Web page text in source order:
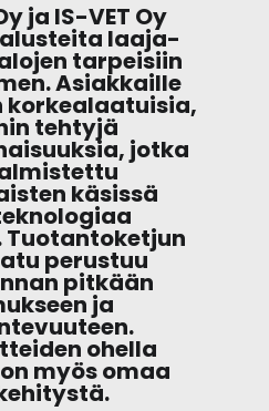
ja IS-VET Oy
laaja-
tarpeisiin
Asiakkaille
tehtyjä
jotka
käsissä
Tuotantoketjun
perustuu
pitkään
ja
ohella
myös omaa